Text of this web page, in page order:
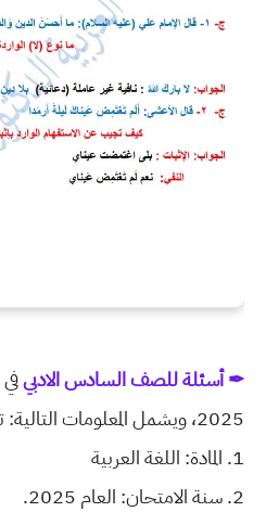
✒ أسئلة للصف السادس الادبي
2025، ويشمل المعلومات التالية:
1. المادة: اللغة العربية
2. سنة الامتحان: العام 2025.